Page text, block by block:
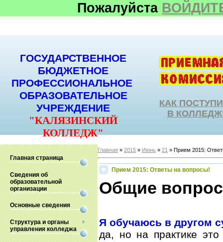
Пожалуйста
ГОСУДАРСТВЕННОЕ
БЮДЖЕТНОЕ
ПРОФЕССИОНАЛЬНОЕ
ОБРАЗОВАТЕЛЬНОЕ
УЧРЕЖДЕНИЕ
"КАЛЯЗИНСКИЙ
КОЛЛЕДЖ"
КАК
В
Главная страница
Сведения об
образовательной
организации
Основные сведения
Структура и органы
управления колледжа
Главная » 2015 » Июнь » 21 » Прием 2015:
Прием 2015: Ответы на вопросы!
Общие
Я обучаюсь в другом
да, но на практике это